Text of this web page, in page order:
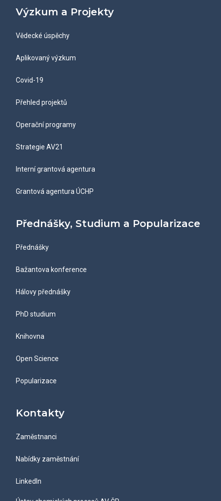
Výzkum a Projekty
Vědecké úspěchy
Aplikovaný výzkum
Covid-19
Přehled projektů
Operační programy
Strategie AV21
Interní grantová agentura
Grantová agentura ÚCHP
Přednášky, Studium a Popularizace
Přednášky
Bažantova konference
Hálovy přednášky
PhD studium
Knihovna
Open Science
Popularizace
Kontakty
Zaměstnanci
Nabídky zaměstnání
LinkedIn